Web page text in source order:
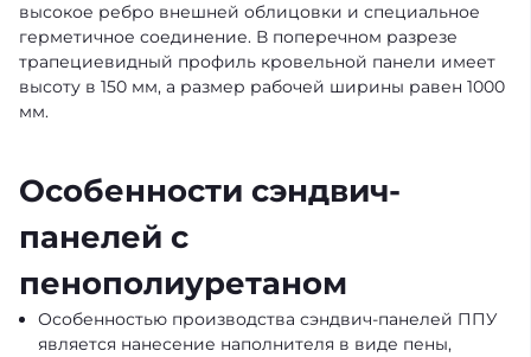
высокое ребро внешней облицовки и специальное
герметичное соединение. В поперечном разрезе
трапециевидный профиль кровельной панели имеет
высоту в 150 мм, а размер рабочей ширины равен 1000
мм.
Особенности сэндвич-
панелей с
пенополиуретаном
Особенностью производства сэндвич-панелей ППУ
является нанесение наполнителя в виде пены,